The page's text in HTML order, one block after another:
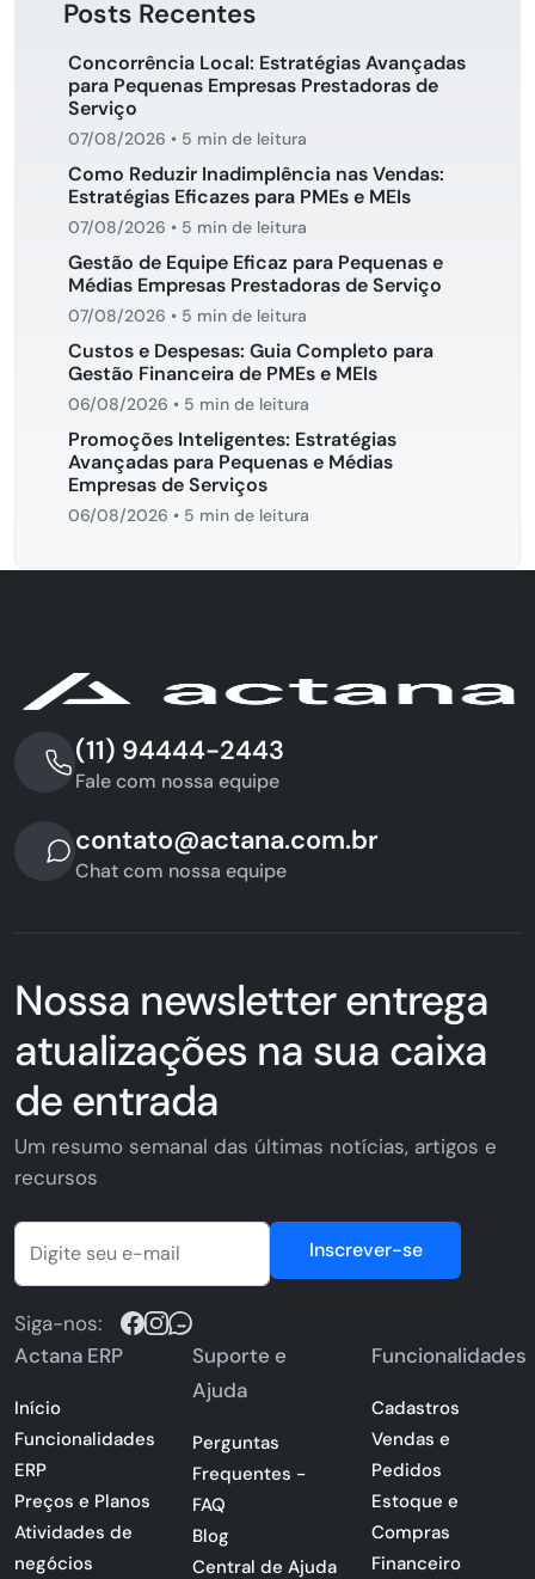
Posts Recentes
Concorrência Local: Estratégias Avançadas
para Pequenas Empresas Prestadoras de
Serviço
07/08/2026 • 5 min de leitura
Como Reduzir Inadimplência nas Vendas:
Estratégias Eficazes para PMEs e MEIs
07/08/2026 • 5 min de leitura
Gestão de Equipe Eficaz para Pequenas e
Médias Empresas Prestadoras de Serviço
07/08/2026 • 5 min de leitura
Custos e Despesas: Guia Completo para
Gestão Financeira de PMEs e MEIs
06/08/2026 • 5 min de leitura
Promoções Inteligentes: Estratégias
Avançadas para Pequenas e Médias
Empresas de Serviços
06/08/2026 • 5 min de leitura
(11) 94444-2443
Fale com nossa equipe
contato@actana.com.br
Chat com nossa equipe
Nossa newsletter entrega
atualizações na sua caixa
de entrada
Um resumo semanal das últimas notícias, artigos e
recursos
Inscrever-se
Siga-nos:
Actana ERP
Início
Funcionalidades
ERP
Preços e Planos
Atividades de
negócios
Suporte e
Ajuda
Perguntas
Frequentes -
FAQ
Blog
Central de Ajuda
Funcionalidades
Cadastros
Vendas e
Pedidos
Estoque e
Compras
Financeiro